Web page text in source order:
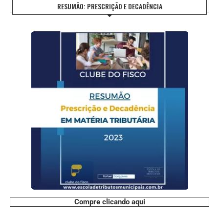
RESUMÃO: PRESCRIÇÃO E DECADÊNCIA
Compre clicando aqui